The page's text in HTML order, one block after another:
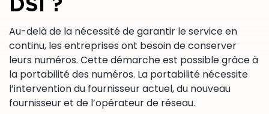
Au-delà de la nécessité de garantir le service en
continu, les entreprises ont besoin de conserver
leurs numéros. Cette démarche est possible grâce à
la portabilité des numéros. La portabilité nécessite
l’intervention du fournisseur actuel, du nouveau
fournisseur et de l’opérateur de réseau.